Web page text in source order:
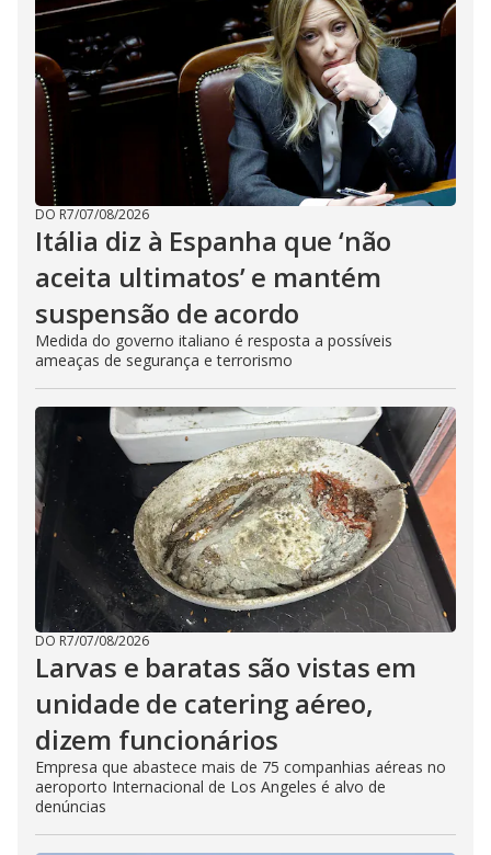
DO R7/07/08/2026
Itália diz à Espanha que ‘não
aceita ultimatos’ e mantém
suspensão de acordo
Medida do governo italiano é resposta a possíveis
ameaças de segurança e terrorismo
DO R7/07/08/2026
Larvas e baratas são vistas em
unidade de catering aéreo,
dizem funcionários
Empresa que abastece mais de 75 companhias aéreas no
aeroporto Internacional de Los Angeles é alvo de
denúncias